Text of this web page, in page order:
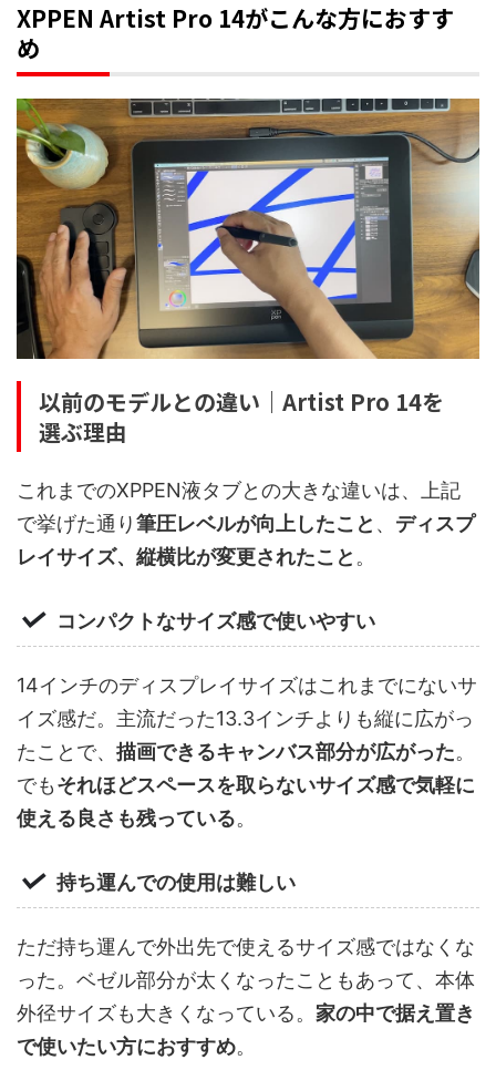
XPPEN Artist Pro 14がこんな方におすす
め
以前のモデルとの違い｜Artist Pro 14を
選ぶ理由
これまでのXPPEN液タブとの大きな違いは、上記
で挙げた通り筆圧レベルが向上したこと 、 ディスプ
レイサイズ、縦横比が変更されたこと 。
コンパクトなサイズ感で使いやすい
14インチのディスプレイサイズはこれまでにないサ
イズ感だ。主流だった13.3インチよりも縦に広がっ
たことで、 描画できるキャンバス部分が広がった。
でもそれほどスペースを取らないサイズ感で気軽に
使える良さも残っている。
持ち運んでの使用は難しい
ただ持ち運んで外出先で使えるサイズ感ではなくな
った。ベゼル部分が太くなったこともあって、本体
外径サイズも大きくなっている。 家の中で据え置き
で使いたい方におすすめ。